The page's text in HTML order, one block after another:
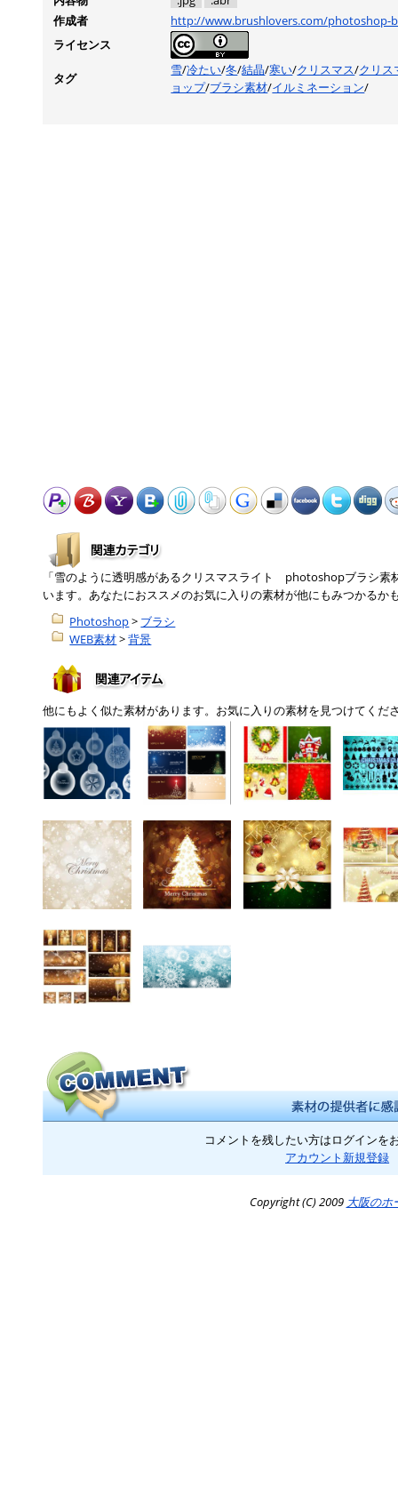
作成者
http://www.brushlovers.com/photoshop-
ライセンス
タグ
雪/冷たい/冬/結晶/寒い/クリスマス/クリス
ョップ/ブラシ素材/イルミネーション/
「雪のように透明感があるクリスマスライト photoshopブラシ素
います。あなたにおススメのお気に入りの素材が他にもみつかるか
Photoshop> ブラシ
WEB素材>背景
他にもよく似た素材があります。お気に入りの素材を見つけてくだ
コメントを残したい方はログインを
アカウント新規登録
Copyright (C) 2009 大阪のホ